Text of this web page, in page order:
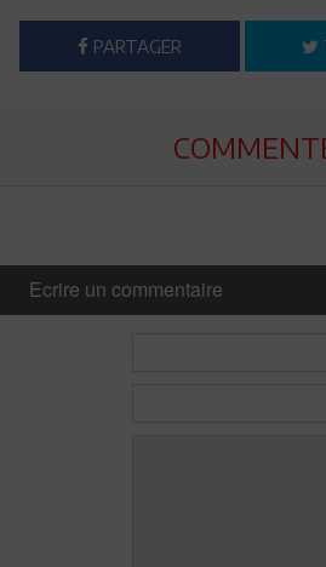
PARTAGER
Ecrire un commentaire